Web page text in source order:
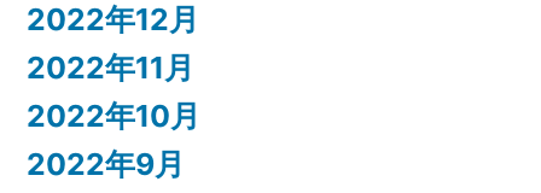
2022年12月
2022年11月
2022年10月
2022年9月